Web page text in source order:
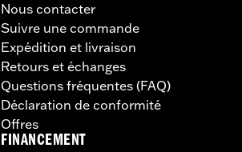
Nous contacter
Suivre une commande
Expédition et livraison
Retours et échanges
Questions fréquentes (FAQ)
Déclaration de conformité
Offres
FINANCEMENT